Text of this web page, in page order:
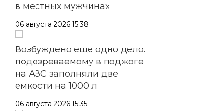
в местных мужчинах
06 августа 2026 15:38
Возбуждено еще одно дело:
подозреваемому в поджоге
на АЗС заполняли две
емкости на 1000 л
06 августа 2026 15:35